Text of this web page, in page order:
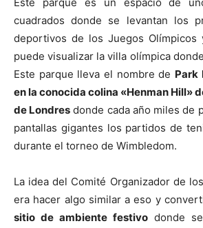
cuadrados donde se levantan los
deportivos de los Juegos Olímpicos
puede visualizar la villa olímpica
Este parque lleva el nombre de Park
en la conocida colina «Henman Hill»
de Londres donde cada año miles de
pantallas gigantes los partidos de
durante el torneo de Wimbledom.
La idea del Comité Organizador de
era hacer algo similar a eso y
sitio de ambiente festivo donde